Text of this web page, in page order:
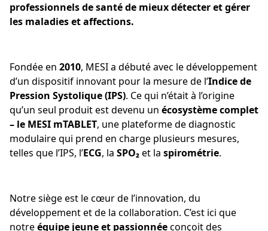
professionnels de santé de mieux détecter et gérer
les maladies et affections.
Fondée en 2010, MESI a débuté avec le développement
d’un dispositif innovant pour la mesure de l’Indice de
Pression Systolique (IPS). Ce qui n’était à l’origine
qu’un seul produit est devenu un écosystème complet
– le MESI mTABLET, une plateforme de diagnostic
modulaire qui prend en charge plusieurs mesures,
telles que l’IPS, l’ECG, la SPO₂et la spirométrie.
Notre siège est le cœur de l’innovation, du
développement et de la collaboration. C’est ici que
notreéquipe jeune et passionnéeconçoit des